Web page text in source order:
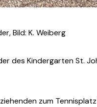
Bild: K. Weiberg
des Kindergarten St.
zum